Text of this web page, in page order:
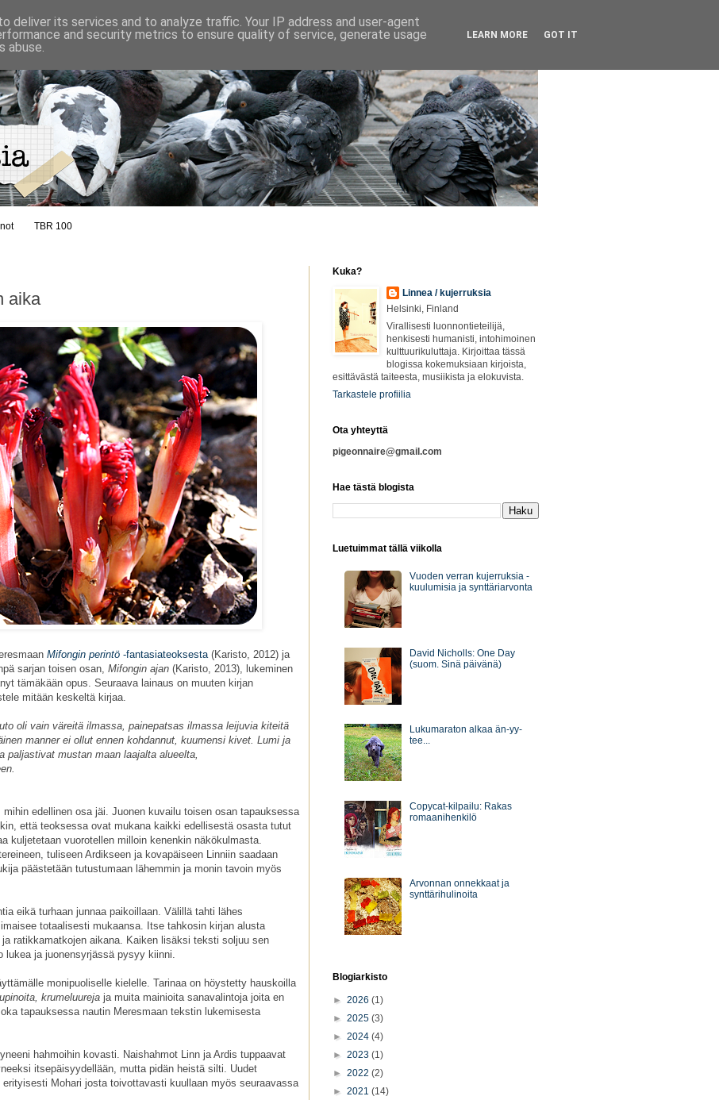
TBR 100
aika
Mifongin perintö -fantasiateoksesta(Karisto, 2012) ja
sarjan toisen osan, Mifongin ajan (Karisto, 2013), lukeminen
tämäkään opus. Seuraava lainaus on muuten kirjan
mitään keskeltä kirjaa.
oli vain väreitä ilmassa, painepatsas ilmassa leijuvia kiteitä
manner ei ollut ennen kohdannut, kuumensi kivet. Lumi ja
paljastivat mustan maan laajalta alueelta,
mihin edellinen osa jäi. Juonen kuvailu toisen osan tapauksessa
että teoksessa ovat mukana kaikki edellisestä osasta tutut
kuljetetaan vuorotellen milloin kenenkin näkökulmasta.
tuliseen Ardikseen ja kovapäiseen Linniin saadaan
päästetään tutustumaan lähemmin ja monin tavoin myös
eikä turhaan junnaa paikoillaan. Välillä tahti lähes
totaalisesti mukaansa. Itse tahkosin kirjan alusta
ratikkamatkojen aikana. Kaiken lisäksi teksti soljuu sen
lukea ja juonensyrjässä pysyy kiinni.
monipuoliselle kielelle. Tarinaa on höystetty hauskoilla
krumeluureja ja muita mainioita sanavalintoja joita en
tapauksessa nautin Meresmaan tekstin lukemisesta
hahmoihin kovasti. Naishahmot Linn ja Ardis tuppaavat
itsepäisyydellään, mutta pidän heistä silti. Uudet
Mohari josta toivottavasti kuullaan myös seuraavassa
Kuka?
Linnea / kujerruksia
Helsinki, Finland
Virallisesti luonnontieteilijä,
henkisesti humanisti, intohimoinen
kulttuurikuluttaja. Kirjoittaa tässä
blogissa kokemuksiaan kirjoista,
esittävästä taiteesta, musiikista ja elokuvista.
Tarkastele profiilia
Ota yhteyttä
pigeonnaire@gmail.com
Hae tästä blogista
Luetuimmat tällä viikolla
Vuoden verran kujerruksia -
kuulumisia ja synttäriarvonta
David Nicholls: One Day
(suom. Sinä päivänä)
Lukumaraton alkaa än-yy-
tee...
Copycat-kilpailu: Rakas
romaanihenkilö
Arvonnan onnekkaat ja
synttärihulinoita
Blogiarkisto
► 2026 (1)
► 2025 (3)
► 2024 (4)
► 2023 (1)
► 2022 (2)
► 2021 (14)
deliver its services and to analyze traffic. Your IP address and user-agent
and security metrics to ensure quality of service, generate usage
abuse.
LEARN MORE GOT IT